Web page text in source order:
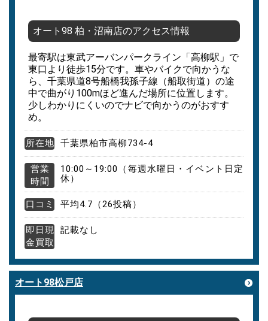
オート98 柏・沼南店のアクセス情報
最寄駅は東武アーバンパークライン「高柳駅」で
東口より徒歩15分です。車やバイクで向かうな
ら、千葉県道8号船橋我孫子線（船取街道）の途
中で曲がり100mほど進んだ場所に位置します。
少しわかりにくいのでナビで向かうのがおすす
め。
所在地 千葉県柏市高柳734-4
営業
時間
10:00～19:00（毎週水曜日・イベント日定
休）
口コミ 平均4.7（26投稿）
即日現
金買取
記載なし
オート98松戸店